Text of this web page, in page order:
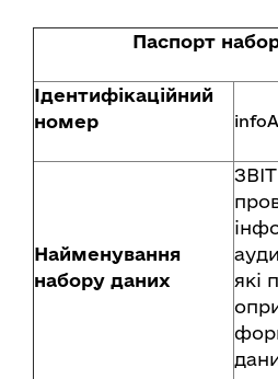
Паспорт
Ідентифікаційний
номер
Найменування
набору даних
які